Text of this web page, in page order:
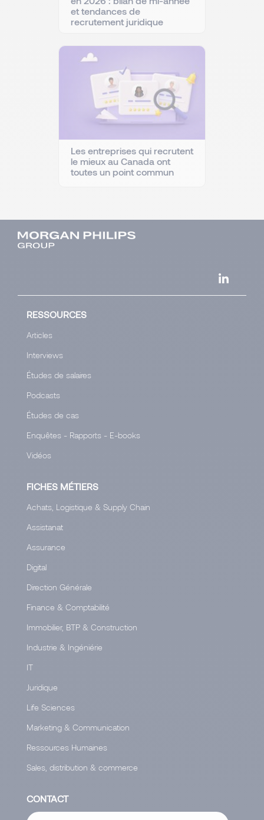
et tendances de
recrutement juridique
Les entreprises qui recrutent
le mieux au Canada ont
toutes un point commun
RESSOURCES
Articles
Interviews
Études de salaires
Podcasts
Études de cas
Enquêtes - Rapports - E-books
Vidéos
FICHES MÉTIERS
Achats, Logistique & Supply Chain
Assistanat
Assurance
Digital
Direction Générale
Finance & Comptabilité
Immobilier, BTP & Construction
Industrie & Ingéniérie
IT
Juridique
Life Sciences
Marketing & Communication
Ressources Humaines
Sales, distribution & commerce
CONTACT